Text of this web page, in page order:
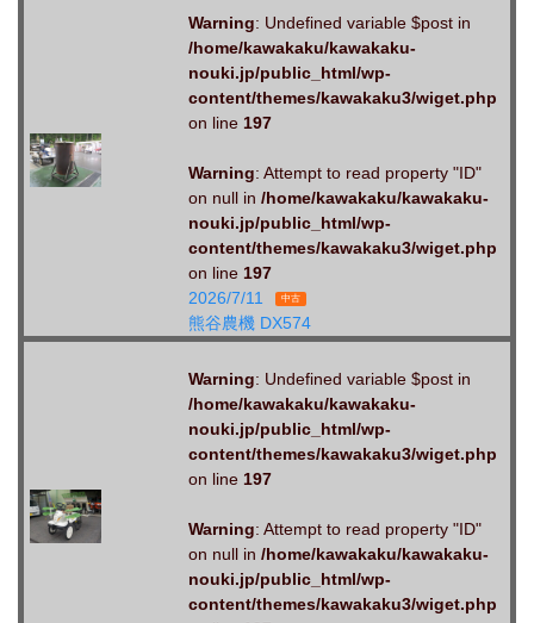
Warning: Undefined variable $post in
/home/kawakaku/kawakaku-
nouki.jp/public_html/wp-
content/themes/kawakaku3/wiget.php
on line 197
Warning: Attempt to read property "ID"
on null in /home/kawakaku/kawakaku-
nouki.jp/public_html/wp-
content/themes/kawakaku3/wiget.php
on line 197
2026/7/11
中古
熊谷農機 DX574
Warning: Undefined variable $post in
/home/kawakaku/kawakaku-
nouki.jp/public_html/wp-
content/themes/kawakaku3/wiget.php
on line 197
Warning: Attempt to read property "ID"
on null in /home/kawakaku/kawakaku-
nouki.jp/public_html/wp-
content/themes/kawakaku3/wiget.php